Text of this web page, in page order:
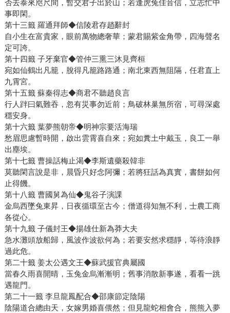
否去泰來咫尺間，暫交君子出於山；若逢虎兔佳音信，立志忙中
事即閑。
第十三籤 羅通拜師◆信陵君存趙辭封
自小生在富貴家，眼前萬物總奢華；蒙君賜紫金角帶，四海聲名
定可誇。
第十四籤 子牙棄官◆管仲三熏三沐見齊桓
宛如仙鶴出凡籠，脫得凡籠路路通；南北東西無阻隔，任君直上
九霄宮。
第十五籤 蘇秦得志◆商君不聽趙良言
行人跘曰氣難吞，忽有災事勿近前；鳥破林巢無所宿，可尋深處
穩安身。
第十六籤 葉夢熊朝帝◆明神宗要活海瑞
愁眉思慮暫時開，啟出雲霄喜自來；宛如糞土中戴玉，良工一舉
出塵埃。
第十七籤 曹操話梅止渴◆李斯遺藥殺韓非
莫聽閑言說是非，晨昏只好念阿彌；若將狂話為真實，書餅如何
止得饑。
第十八籤 曹國舅為仙◆鬼谷子演課
金烏西墜兔東昇，日夜循環至古今；僧道得知無不利，士農工商
各從心。
第十九籤 子儀封王◆揚雄仕新為莽大夫
急水灘頭放船歸，風波作波欲何為；若要安然求穩靜，等待浪靜
過此危。
第二十籤 姜太公遇文王◆蘇武援官典屬國
當春久雨喜開晴，玉兔金烏漸漸明；舊事消散新事遂，看看一跳
遇龍門。
第二十一籤 李旦龍鳳配合◆邵康節定陰陽
陰陽道合總由天，女嫁男婚喜偎然；但見龍蛇相會合，熊熊入夢